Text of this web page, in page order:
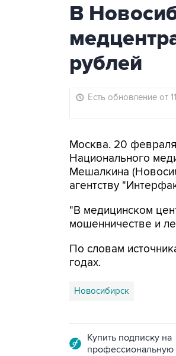
В
рублей
Есть обновление от
Москва. 20
Национального
Мешалкина
агентству
"В медицинском
мошенничестве и
По словам
годах.
Новосибирск
Купить подписку на
профессиональную